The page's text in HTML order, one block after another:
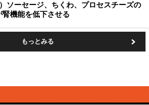
ソーセージ、ちくわ、プロセスチーズの
腎機能を低下させる
もっとみる